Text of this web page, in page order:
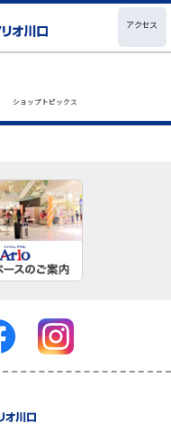
アクセス
ショップトピックス